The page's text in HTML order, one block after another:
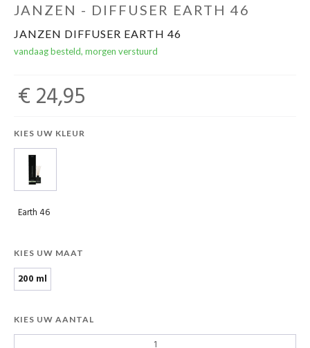
JANZEN - DIFFUSER EARTH 46
JANZEN DIFFUSER EARTH 46
vandaag besteld, morgen verstuurd
€ 24,95
KIES UW KLEUR
Earth 46
KIES UW MAAT
200 ml
KIES UW AANTAL